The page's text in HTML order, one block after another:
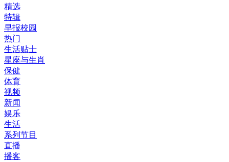
精选
特辑
早报校园
热门
生活贴士
星座与生肖
保健
体育
视频
新闻
娱乐
生活
系列节目
直播
播客